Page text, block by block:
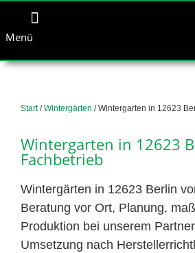
Menü
Start/Wintergärten / Wintergarten in 12623
Wintergarten in 12623
Fachbetrieb
Wintergärten in 12623 Berlin
Beratung vor Ort, Planung,
Produktion bei unserem
Umsetzung nach